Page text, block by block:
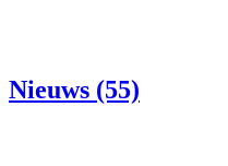
Nieuws (55)